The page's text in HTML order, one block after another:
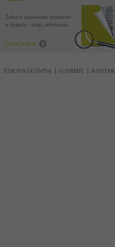
Zobacz najnowsze wydarzenia
w branży : targi, seminaria,
Czytaj więcej
STRONA GŁÓWNA O FIRMIE